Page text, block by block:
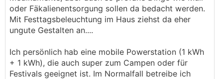
oder Fäkalienentsorgung sollen da bedacht werden.
Mit Festtagsbeleuchtung im Haus ziehst da eher
ungute Gestalten an....
Ich persönlich hab eine mobile Powerstation (1 kWh
+ 1 kWh), die auch super zum Campen oder für
Festivals geeignet ist. Im Normalfall betreibe ich